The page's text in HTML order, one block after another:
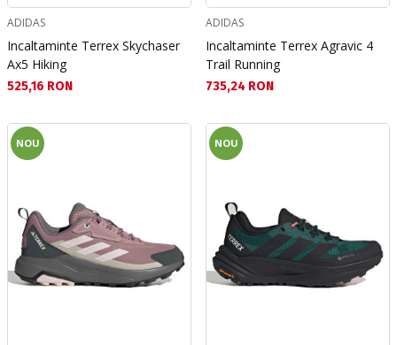
ADIDAS
Incaltaminte Terrex Skychaser
Ax5 Hiking
Текуща цена:
525,16 RON
ADIDAS
Incaltaminte Terrex Agravic 4
Trail Running
Текуща цена:
735,24 RON
NOU NOU